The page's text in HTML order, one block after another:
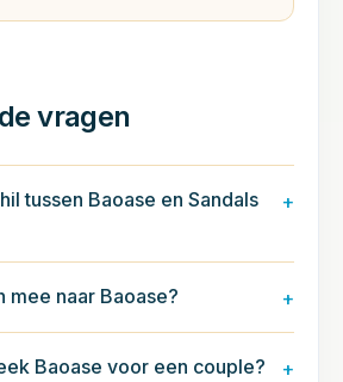
vragen
tussen Baoase en Sandals
+
mee naar Baoase? +
Baoase voor een couple? +